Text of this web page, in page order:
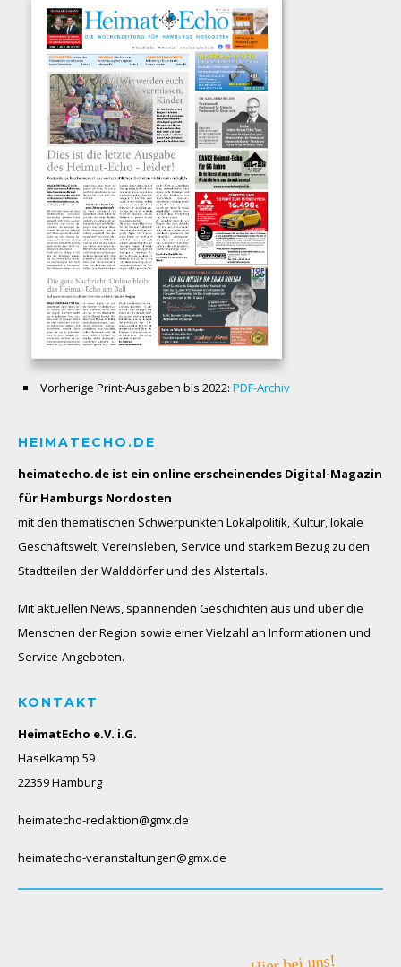
Vorherige Print-Ausgaben bis 2022: PDF-Archiv
HEIMATECHO.DE
heimatecho.de ist ein online erscheinendes Digital-Magazin
für Hamburgs Nordosten
mit den thematischen Schwerpunkten Lokalpolitik, Kultur, lokale
Geschäftswelt, Vereinsleben, Service und starkem Bezug zu den
Stadtteilen der Walddörfer und des Alstertals.
Mit aktuellen News, spannenden Geschichten aus und über die
Menschen der Region sowie einer Vielzahl an Informationen und
Service-Angeboten.
KONTAKT
HeimatEcho e.V. i.G.
Haselkamp 59
22359 Hamburg
heimatecho-redaktion@gmx.de
heimatecho-veranstaltungen@gmx.de